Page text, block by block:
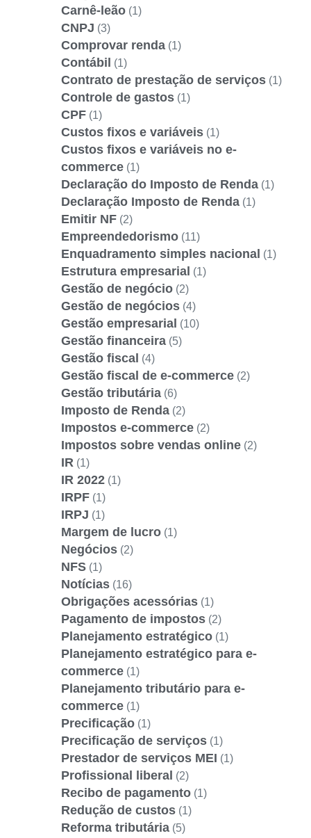
Carnê-leão (1)
CNPJ (3)
Comprovar renda (1)
Contábil (1)
Contrato de prestação de serviços (1)
Controle de gastos (1)
CPF (1)
Custos fixos e variáveis (1)
Custos fixos e variáveis no e-
commerce (1)
Declaração do Imposto de Renda (1)
Declaração Imposto de Renda (1)
Emitir NF (2)
Empreendedorismo (11)
Enquadramento simples nacional (1)
Estrutura empresarial (1)
Gestão de negócio (2)
Gestão de negócios (4)
Gestão empresarial (10)
Gestão financeira (5)
Gestão fiscal (4)
Gestão fiscal de e-commerce (2)
Gestão tributária (6)
Imposto de Renda (2)
Impostos e-commerce (2)
Impostos sobre vendas online (2)
IR (1)
IR 2022 (1)
IRPF (1)
IRPJ (1)
Margem de lucro (1)
Negócios (2)
NFS (1)
Notícias (16)
Obrigações acessórias (1)
Pagamento de impostos (2)
Planejamento estratégico (1)
Planejamento estratégico para e-
commerce (1)
Planejamento tributário para e-
commerce (1)
Precificação (1)
Precificação de serviços (1)
Prestador de serviços MEI (1)
Profissional liberal (2)
Recibo de pagamento (1)
Redução de custos (1)
Reforma tributária (5)